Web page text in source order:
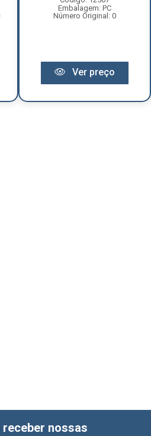
Embalagem: PC
Número Original: 0
Ver preço
nossas